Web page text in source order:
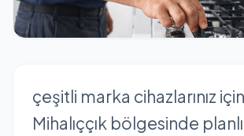
çeşitli marka cihazlarınız
Mihalıççık bölgesinde